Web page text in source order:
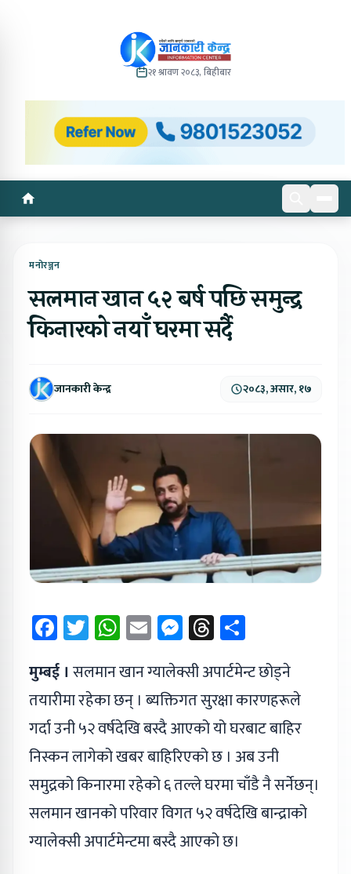
२१ श्रावण २०८३, बिहीबार
मनोरञ्जन
सलमान खान ५२ बर्ष पछि समुन्द्र
किनारको नयाँ घरमा सर्दै
जानकारी केन्द्र २०८३, असार, १७
Facebook
Twitter
WhatsApp
EmailMessenger
Threads
मुम्बई । सलमान खान ग्यालेक्सी अपार्टमेन्ट छोड्ने
तयारीमा रहेका छन् । ब्यक्तिगत सुरक्षा कारणहरूले
गर्दा उनी ५२ वर्षदेखि बस्दै आएको यो घरबाट बाहिर
निस्कन लागेको खबर बाहिरिएको छ । अब उनी
समुद्रको किनारमा रहेको ६ तल्ले घरमा चाँडै नै सर्नेछन्।
सलमान खानको परिवार विगत ५२ वर्षदेखि बान्द्राको
ग्यालेक्सी अपार्टमेन्टमा बस्दै आएको छ।